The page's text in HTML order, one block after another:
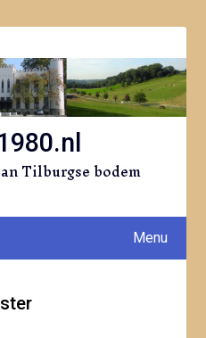
Tilburgse bodem
Menu